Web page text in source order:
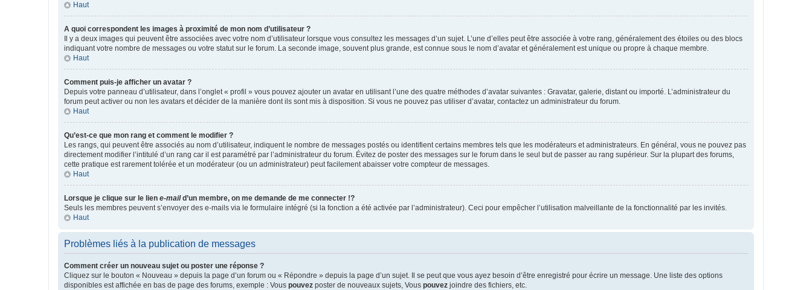
Haut
A quoi correspondent les images à proximité de mon nom d’utilisateur ?
Il y a deux images qui peuvent être associées avec votre nom d’utilisateur lorsque vous consultez les messages d’un sujet. L’une d’elles peut être associée à votre rang, généralement des étoiles ou des blocs
indiquant votre nombre de messages ou votre statut sur le forum. La seconde image, souvent plus grande, est connue sous le nom d’avatar et généralement est unique ou propre à chaque membre.
Haut
Comment puis-je afficher un avatar ?
Depuis votre panneau d’utilisateur, dans l’onglet « profil » vous pouvez ajouter un avatar en utilisant l’une des quatre méthodes d’avatar suivantes : Gravatar, galerie, distant ou importé. L’administrateur du
forum peut activer ou non les avatars et décider de la manière dont ils sont mis à disposition. Si vous ne pouvez pas utiliser d’avatar, contactez un administrateur du forum.
Haut
Qu’est-ce que mon rang et comment le modifier ?
Les rangs, qui peuvent être associés au nom d’utilisateur, indiquent le nombre de messages postés ou identifient certains membres tels que les modérateurs et administrateurs. En général, vous ne pouvez pas
directement modifier l’intitulé d’un rang car il est paramétré par l’administrateur du forum. Évitez de poster des messages sur le forum dans le seul but de passer au rang supérieur. Sur la plupart des forums,
cette pratique est rarement tolérée et un modérateur (ou un administrateur) peut facilement abaisser votre compteur de messages.
Haut
Lorsque je clique sur le lien e-maild’un membre, on me demande de me connecter !?
Seuls les membres peuvent s’envoyer des e-mails via le formulaire intégré (si la fonction a été activée par l’administrateur). Ceci pour empêcher l’utilisation malveillante de la fonctionnalité par les invités.
Haut
Problèmes liés à la publication de messages
Comment créer un nouveau sujet ou poster une réponse ?
Cliquez sur le bouton « Nouveau » depuis la page d’un forum ou « Répondre » depuis la page d’un sujet. Il se peut que vous ayez besoin d’être enregistré pour écrire un message. Une liste des options
disponibles est affichée en bas de page des forums, exemple : Vous pouvez poster de nouveaux sujets, Vous pouvez joindre des fichiers, etc.